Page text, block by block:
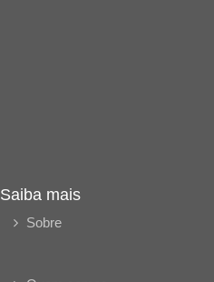
Saiba mais
Sobre